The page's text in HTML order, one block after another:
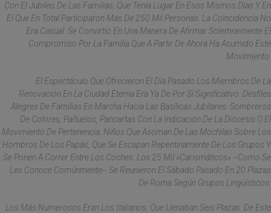
Con El Jubileo De Las Familias, Que Tenía Lugar En Esos Mismos Días Y En
El Que En Total Participaron Más De 250 Mil Personas. La Coincidencia No
Era Casual: Se Convirtió En Una Manera De Afirmar Solemnemente El
Compromiso Por La Familia Que A Partir De Ahora Ha Asumido Este
Movimiento.
El Espectáculo Que Ofrecieron El Día Pasado Los Miembros De La
Renovación En La Ciudad Eterna Era Ya De Por Sí Significativo. Desfiles
Alegres De Familias En Marcha Hacia Las Basílicas Jubilares. Sombreros
De Colores, Pañuelos, Pancartas Con La Indicación De La Diócesis O El
Movimiento De Pertenencia. Niños Que Asoman De Las Mochilas Sobre Los
Hombros De Los Papás, Que Se Escapan Repentinamente De Los Grupos Y
Se Ponen A Correr Entre Los Coches. Los 25 Mil «carismáticos» --Como Se
Les Conoce Comúnmente-- Se Reunieron El Sábado Pasado En 20 Plazas
De Roma Según Grupos Lingüísticos.
Los Más Numerosos Eran Los Italianos, Que Llenaban Seis Plazas. De Este